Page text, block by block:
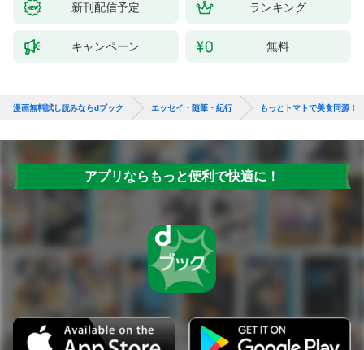
新刊配信予定 ランキング
キャンペーン 無料
漫画無料試し読みならdブック エッセイ・随筆・紀行 もっとトマトで美食同源！
アプリならもっと便利で快適に！